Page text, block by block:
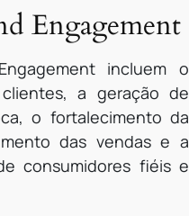
Engagement
incluem o
a geração de
o fortalecimento da
das vendas e a
consumidores fiéis e